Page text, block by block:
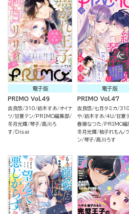
電子版
PRIMO Vol.49
吉良悠 310 紡木すあ オイナ
ツ 甘夏テン
PRIMO編集部
冬月光輝 琴子 高川ろ
す
Disai
電子版
PRIMO Vol.47
吉良悠 七月タミカ 310
や 紡木すあ 4U 甘夏
春瀬なつた
PRIMO編
冬月光輝 柚子れもん
ン 琴子 高川ろす